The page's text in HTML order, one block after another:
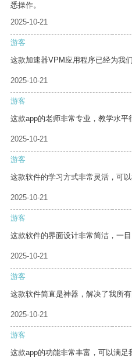
悉操作。
2025-10-21
游客
这款加速器VPM应用程序已经为我
2025-10-21
游客
这款app的老师非常专业，教学水平
2025-10-21
游客
这款软件的学习方式非常灵活，可
2025-10-21
游客
这款软件的界面设计非常简洁，一目
2025-10-21
游客
这款软件简直是神器，解决了我所有
2025-10-21
游客
这款app的功能非常丰富，可以满足